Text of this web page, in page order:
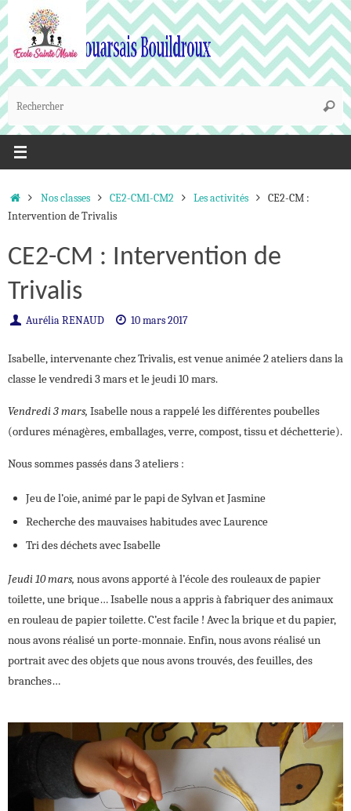
Passer
au
contenu
:
AccueilNos classes CE2-CM1-CM2 Les activités
CE2-CM :
Intervention de Trivalis
CE2-CM : Intervention de
Trivalis
Aurélia RENAUD 10 mars 2017
Isabelle, intervenante chez Trivalis, est venue animée 2 ateliers dans la
classe le vendredi 3 mars et le jeudi 10 mars.
Vendredi 3 mars, Isabelle nous a rappelé les différentes poubelles
(ordures ménagères, emballages, verre, compost, tissu et déchetterie).
Nous sommes passés dans 3 ateliers :
Jeu de l’oie, animé par le papi de Sylvan et Jasmine
Recherche des mauvaises habitudes avec Laurence
Tri des déchets avec Isabelle
Jeudi 10 mars, nous avons apporté à l’école des rouleaux de papier
toilette, une brique… Isabelle nous a appris à fabriquer des animaux
en rouleau de papier toilette. C’est facile ! Avec la brique et du papier,
nous avons réalisé un porte-monnaie. Enfin, nous avons réalisé un
portrait avec des objets que nous avons trouvés, des feuilles, des
branches…